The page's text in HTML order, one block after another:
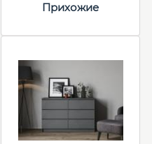
Прихожие